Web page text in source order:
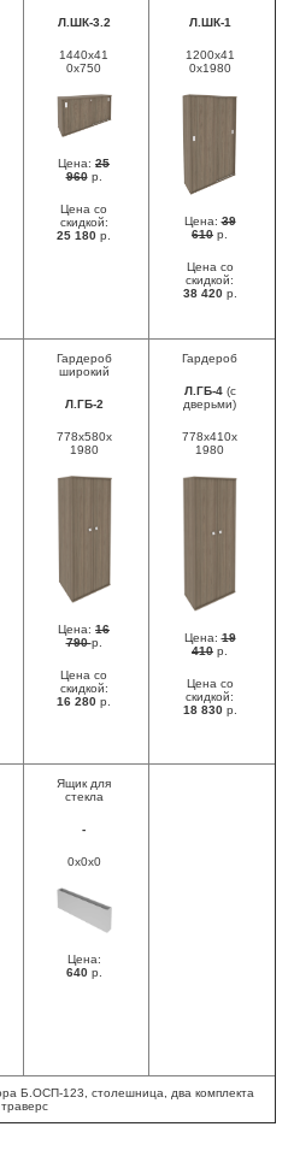
Л.ШК-3.2
1440x41
0x750
Цена: 25
960р.
Цена со
скидкой:
25 180 р.
Л.ШК-1
1200x41
0x1980
Цена:39
610 р.
Цена со
скидкой:
38 420р.
Гардероб
широкий
Л.ГБ-2
778x580x
1980
Цена: 16
790р.
Цена со
скидкой:
16 280 р.
Гардероб
Л.ГБ-4(с
дверьми)
778x410x
1980
Цена:19
410 р.
Цена со
скидкой:
18 830р.
Ящик для
стекла
-
0x0x0
Цена:
640р.
Б.ОСП-123, столешница, два комплекта
траверс